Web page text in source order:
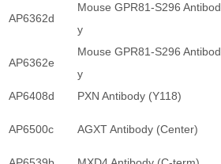
AP6362d
Mouse GPR81-S296 Antibod
y
AP6362e
Mouse GPR81-S296 Antibod
y
AP6408d PXN Antibody (Y118)
AP6500c AGXT Antibody (Center)